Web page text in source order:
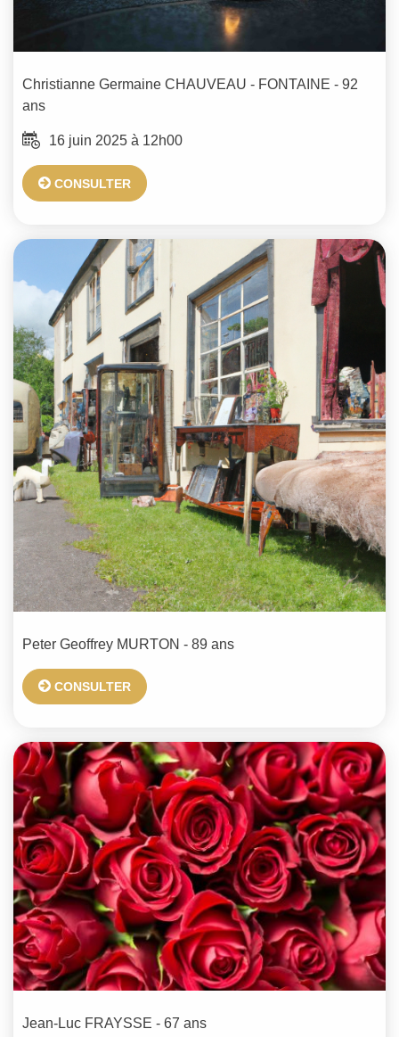
Christianne Germaine CHAUVEAU - FONTAINE - 92
ans
16 juin 2025 à 12h00
CONSULTER
Peter Geoffrey MURTON - 89 ans
CONSULTER
Jean-Luc FRAYSSE - 67 ans